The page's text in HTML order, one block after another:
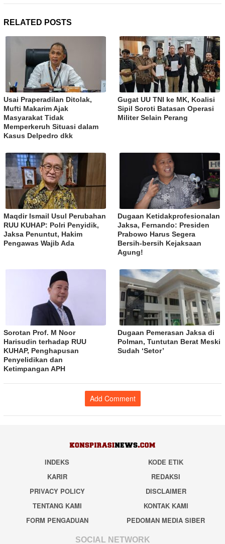
RELATED POSTS
Usai Praperadilan Ditolak,
Mufti Makarim Ajak
Masyarakat Tidak
Memperkeruh Situasi dalam
Kasus Delpedro dkk
Gugat UU TNI ke MK, Koalisi
Sipil Soroti Batasan Operasi
Militer Selain Perang
Maqdir Ismail Usul Perubahan
RUU KUHAP: Polri Penyidik,
Jaksa Penuntut, Hakim
Pengawas Wajib Ada
Dugaan Ketidakprofesionalan
Jaksa, Fernando: Presiden
Prabowo Harus Segera
Bersih-bersih Kejaksaan
Agung!
Sorotan Prof. M Noor
Harisudin terhadap RUU
KUHAP, Penghapusan
Penyelidikan dan
Ketimpangan APH
Dugaan Pemerasan Jaksa di
Polman, Tuntutan Berat Meski
Sudah ‘Setor’
Add Comment
INDEKS
KODE ETIK
KARIR
REDAKSI
PRIVACY POLICY
DISCLAIMER
TENTANG KAMI
KONTAK KAMI
FORM PENGADUAN
PEDOMAN MEDIA SIBER
SOCIAL NETWORK